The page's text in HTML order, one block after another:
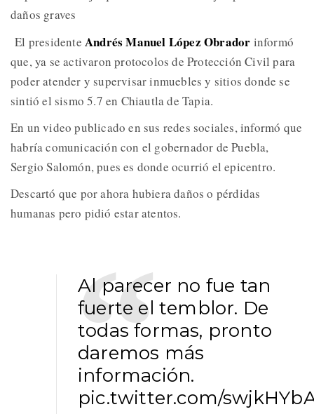
daños graves
El presidente Andrés Manuel López Obrador informó
que, ya se activaron protocolos de Protección Civil para
poder atender y supervisar inmuebles y sitios donde se
sintió el sismo 5.7 en Chiautla de Tapia.
En un video publicado en sus redes sociales, informó que
habría comunicación con el gobernador de Puebla,
Sergio Salomón, pues es donde ocurrió el epicentro.
Descartó que por ahora hubiera daños o pérdidas
humanas pero pidió estar atentos.
Al parecer no fue tan
fuerte el temblor. De
todas formas, pronto
daremos más
información.
pic.twitter.com/